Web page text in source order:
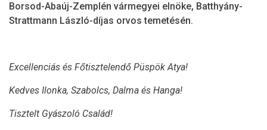
Borsod-Abaúj-Zemplén vármegyei elnöke, Batthyány-
Strattmann László-díjas orvos temetésén.
Excellenciás és Főtisztelendő Püspök Atya!
Kedves Ilonka, Szabolcs, Dalma és Hanga!
Tisztelt Gyászoló Család!